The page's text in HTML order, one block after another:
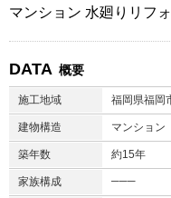
マンション 水廻りリフ
DATA 概要
施工地域 福岡県福岡
建物構造 マンション
築年数 約15年
家族構成 ───